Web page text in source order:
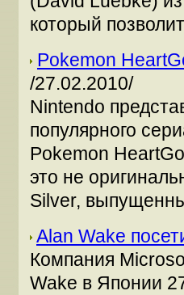
который
Pokemon
/27.02.2010/
Nintendo
популярного
Pokemon
это не
Silver,
Alan Wake
Компания
Wake в Японии